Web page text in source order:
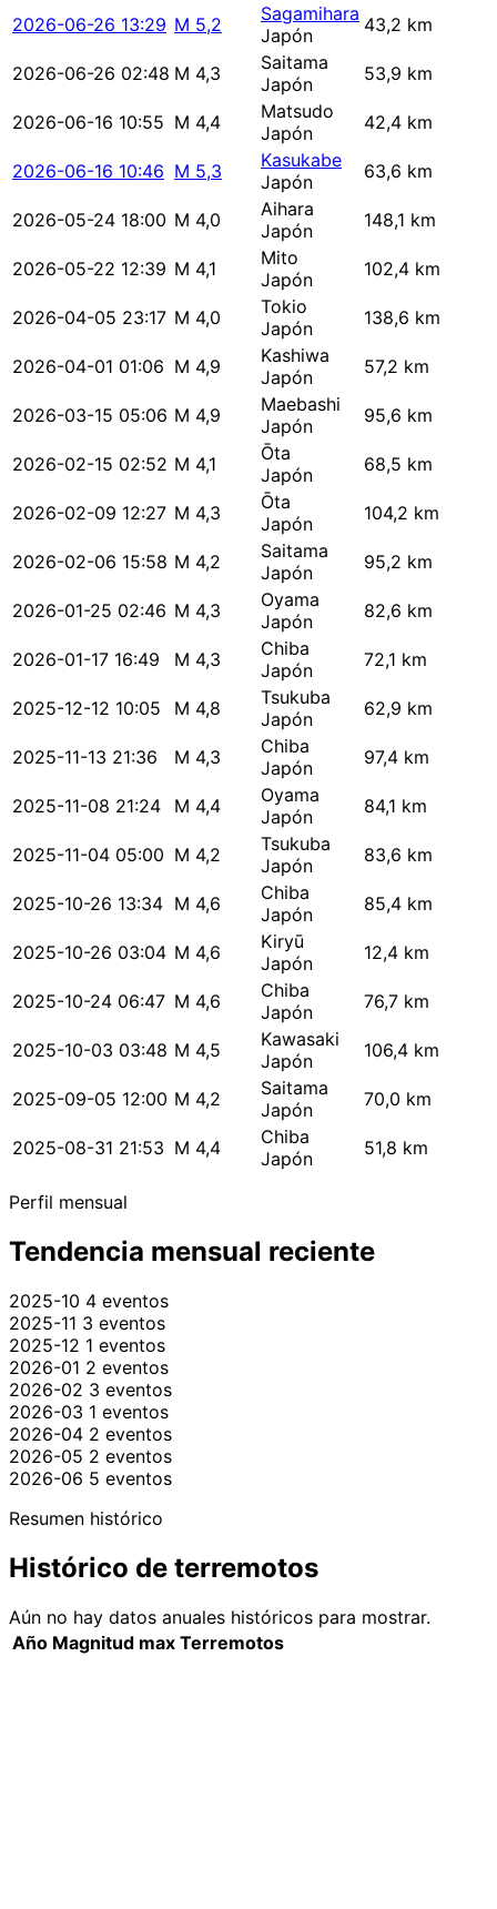
2026-06-26 13:29 M 5,2
Sagamihara
Japón
43,2 km
2026-06-26 02:48 M 4,3
Saitama
Japón
53,9 km
2026-06-16 10:55 M 4,4
Matsudo
Japón
42,4 km
2026-06-16 10:46 M 5,3
Kasukabe
Japón
63,6 km
2026-05-24 18:00 M 4,0
Aihara
Japón
148,1 km
2026-05-22 12:39 M 4,1
Mito
Japón
102,4 km
2026-04-05 23:17 M 4,0
Tokio
Japón
138,6 km
2026-04-01 01:06 M 4,9
Kashiwa
Japón
57,2 km
2026-03-15 05:06 M 4,9
Maebashi
Japón
95,6 km
2026-02-15 02:52 M 4,1
Ōta
Japón
68,5 km
2026-02-09 12:27 M 4,3
Ōta
Japón
104,2 km
2026-02-06 15:58 M 4,2
Saitama
Japón
95,2 km
2026-01-25 02:46 M 4,3
Oyama
Japón
82,6 km
2026-01-17 16:49 M 4,3
Chiba
Japón
72,1 km
2025-12-12 10:05 M 4,8
Tsukuba
Japón
62,9 km
2025-11-13 21:36 M 4,3
Chiba
Japón
97,4 km
2025-11-08 21:24 M 4,4
Oyama
Japón
84,1 km
2025-11-04 05:00 M 4,2
Tsukuba
Japón
83,6 km
2025-10-26 13:34 M 4,6
Chiba
Japón
85,4 km
2025-10-26 03:04 M 4,6
Kiryū
Japón
12,4 km
2025-10-24 06:47 M 4,6
Chiba
Japón
76,7 km
2025-10-03 03:48 M 4,5
Kawasaki
Japón
106,4 km
2025-09-05 12:00 M 4,2
Saitama
Japón
70,0 km
2025-08-31 21:53 M 4,4
Chiba
Japón
51,8 km
Perfil mensual
Tendencia mensual reciente
2025-10 4 eventos
2025-11 3 eventos
2025-12 1 eventos
2026-01 2 eventos
2026-02 3 eventos
2026-03 1 eventos
2026-04 2 eventos
2026-05 2 eventos
2026-06 5 eventos
Resumen histórico
Histórico de terremotos
Aún no hay datos anuales históricos para mostrar.
Año Magnitud max Terremotos